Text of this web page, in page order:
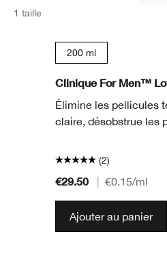
1 taille
200 ml
Clinique For Men™
Élimine les pellicules
claire, désobstrue les
(2)
€29.50 €0.15/ml
Ajouter au panier